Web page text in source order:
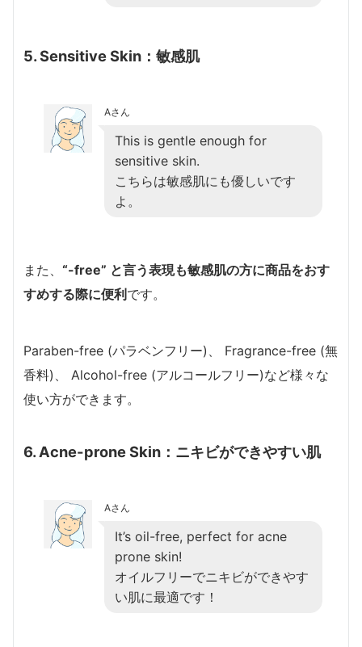
5. Sensitive Skin：敏感肌
Aさん
This is gentle enough for
sensitive skin.
こちらは敏感肌にも優しいです
よ。
また、 “-free” と言う表現も敏感肌の方に商品をおす
すめする際に便利です。
Paraben-free (パラベンフリー)、 Fragrance-free (無
香料)、 Alcohol-free (アルコールフリー)など様々な
使い方ができます。
6. Acne-prone Skin：ニキビができやすい肌
Aさん
It’s oil-free, perfect for acne
prone skin!
オイルフリーでニキビができやす
い肌に最適です！